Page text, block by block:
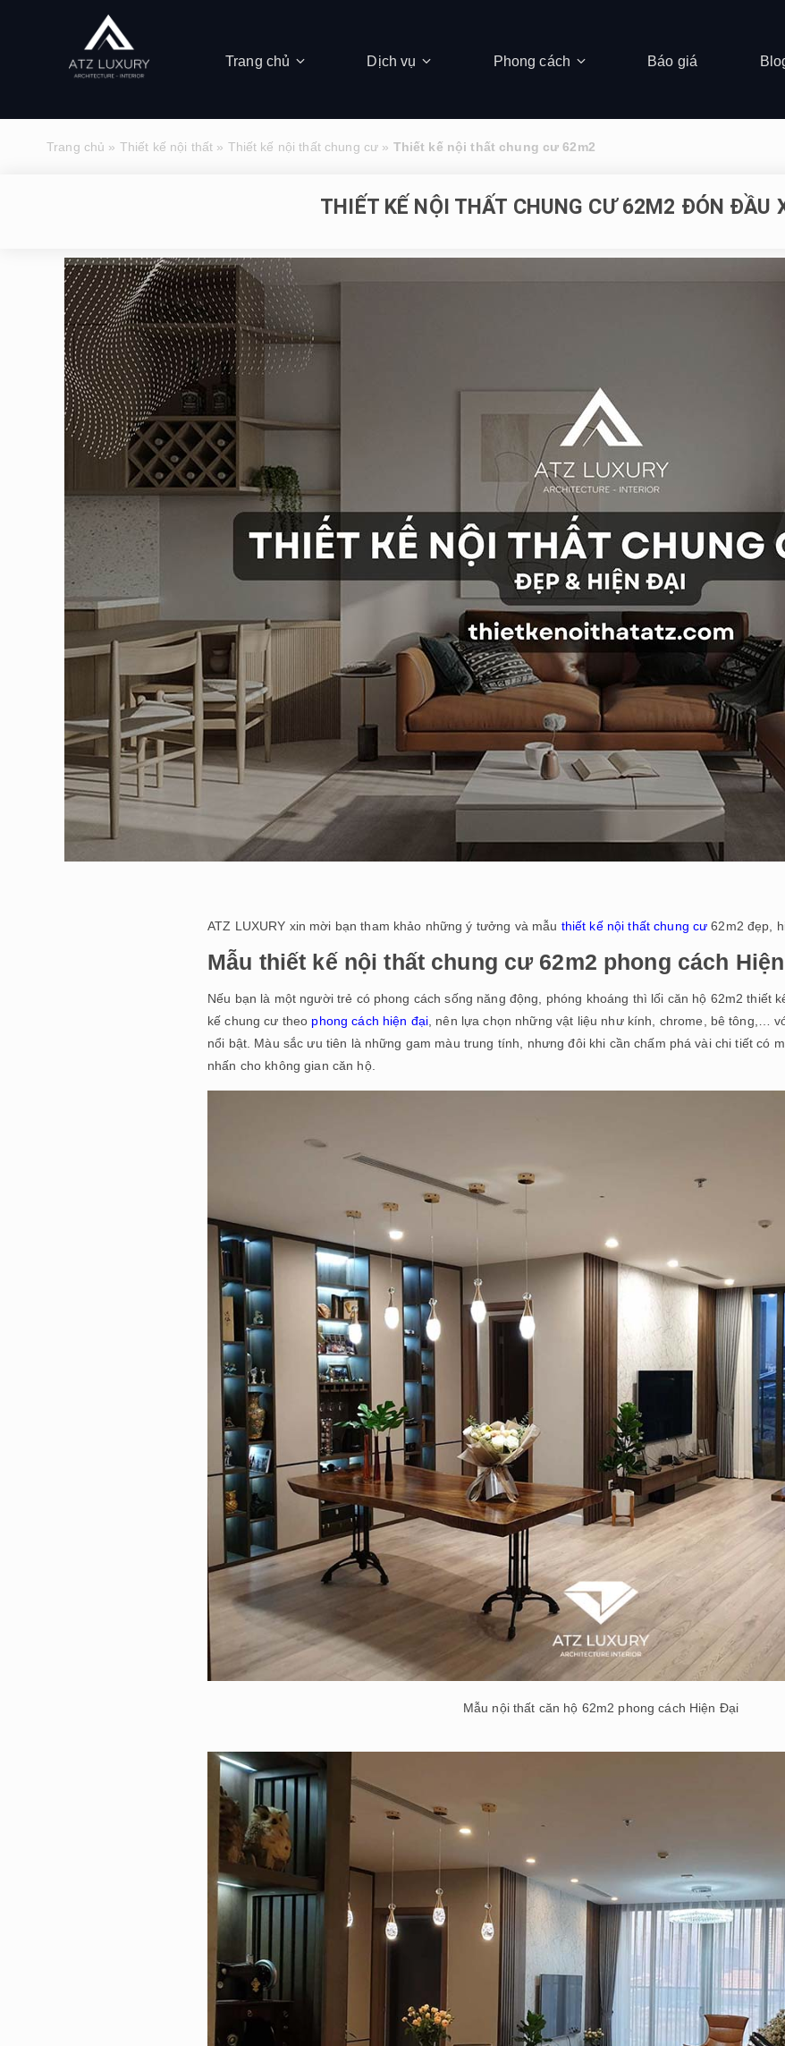
Trang chủ Dịch vụ Phong cách Báo giá
Trang chủ » Thiết kế nội thất » Thiết kế nội thất chung cư » Thiết kế nội thất chung cư 62m2
THIẾT KẾ NỘI THẤT CHUNG CƯ 62M2 ĐÓN ĐẦU
ATZ LUXURY xin mời bạn tham khảo những ý tưởng và mẫu thiết kế nội thất chung cư 62m2 đẹp,
Mẫu thiết kế nội thất chung cư 62m2 phong cách
Nếu bạn là một người trẻ có phong cách sống năng động, phóng khoáng thì lối căn hộ 62m2 thiết
kế chung cư theo phong cách hiện đại , nên lựa chọn những vật liệu như kính, chrome, bê tông,…
nổi bật. Màu sắc ưu tiên là những gam màu trung tính, nhưng đôi khi cần chấm phá vài chi tiết có
nhấn cho không gian căn hộ.
Mẫu nội thất căn hộ 62m2 phong cách Hiện Đại